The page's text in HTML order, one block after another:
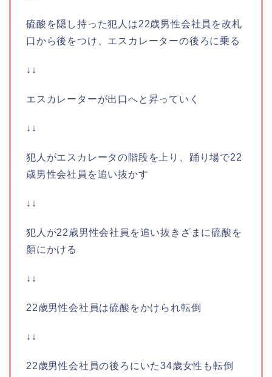
硫酸を隠し持った犯人は22歳男性会社員を改札
口から後をつけ、エスカレーターの後ろに乗る
↓↓
エスカレーターが出口へと昇っていく
↓↓
犯人がエスカレータの階段を上り、踊り場で22
歳男性会社員を追い抜かす
↓↓
犯人が22歳男性会社員を追い抜きざまに硫酸を
顏にかける
↓↓
22歳男性会社員は硫酸をかけられ転倒
↓↓
22歳男性会社員の後ろにいた34歳女性も転倒